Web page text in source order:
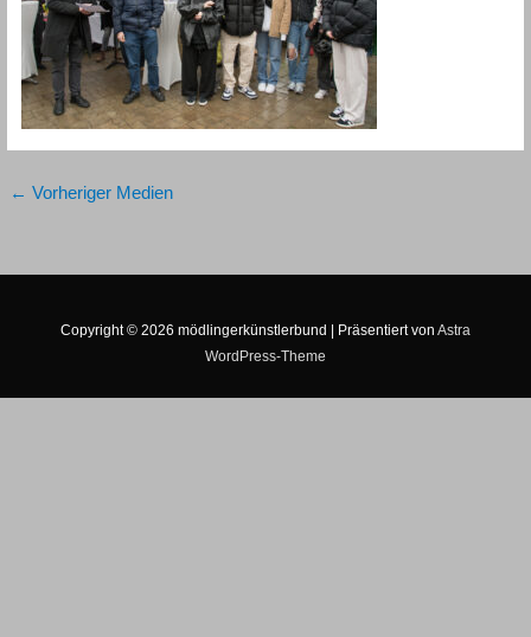
← Vorheriger Medien
Copyright © 2026 mödlingerkünstlerbund | Präsentiert von Astra
WordPress-Theme